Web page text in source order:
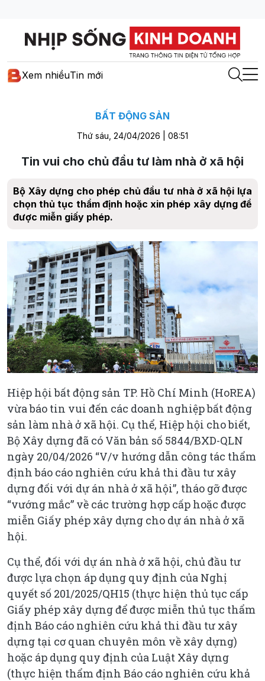
Xem nhiềuTin mới
BẤT ĐỘNG SẢN
Thứ sáu, 24/04/2026 | 08:51
Tin vui cho chủ đầu tư làm nhà ở xã hội
Bộ Xây dựng cho phép chủ đầu tư nhà ở xã hội lựa
chọn thủ tục thẩm định hoặc xin phép xây dựng để
được miễn giấy phép.
Hiệp hội bất động sản TP. Hồ Chí Minh (HoREA)
vừa báo tin vui đến các doanh nghiệp bất động
sản làm nhà ở xã hội. Cụ thể, Hiệp hội cho biết,
Bộ Xây dựng đã có Văn bản số 5844/BXD-QLN
ngày 20/04/2026 “V/v hướng dẫn công tác thẩm
định báo cáo nghiên cứu khả thi đầu tư xây
dựng đối với dự án nhà ở xã hội”, tháo gỡ được
“vướng mắc” về các trường hợp cấp hoặc được
miễn Giấy phép xây dựng cho dự án nhà ở xã
hội.
Cụ thể, đối với dự án nhà ở xã hội, chủ đầu tư
được lựa chọn áp dụng quy định của Nghị
quyết số 201/2025/QH15 (thực hiện thủ tục cấp
Giấy phép xây dựng để được miễn thủ tục thẩm
định Báo cáo nghiên cứu khả thi đầu tư xây
dựng tại cơ quan chuyên môn về xây dựng)
hoặc áp dụng quy định của Luật Xây dựng
(thực hiện thẩm định Báo cáo nghiên cứu khả